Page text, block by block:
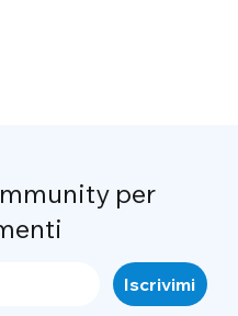
per